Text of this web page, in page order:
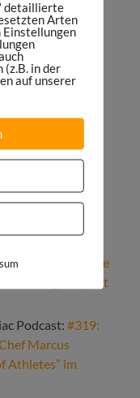
Jetzt direkt
auf LinkedIn
#025: Wie
Marketing im Sport
Podcast:#319:
Marcus
Athletes” im
detaillierte
Arten
Einstellungen
in der
auf unserer